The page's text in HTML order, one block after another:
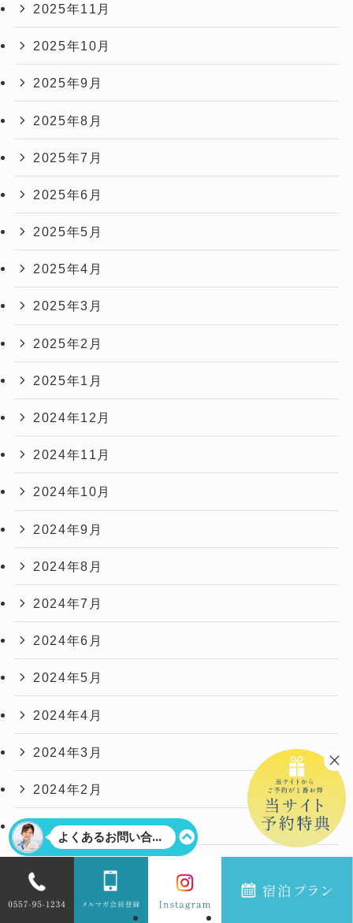
2025年11月
2025年10月
2025年9月
2025年8月
2025年7月
2025年6月
2025年5月
2025年4月
2025年3月
2025年2月
2025年1月
2024年12月
2024年11月
2024年10月
2024年9月
2024年8月
2024年7月
2024年6月
2024年5月
2024年4月
2024年3月
2024年2月
2024年1月
2023年11月